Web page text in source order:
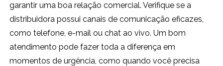
garantir uma boa relação comercial. Verifique se a
distribuidora possui canais de comunicação eficazes,
como telefone, e-mail ou chat ao vivo. Um bom
atendimento pode fazer toda a diferença em
momentos de urgência, como quando você precisa